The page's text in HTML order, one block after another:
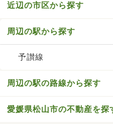
近辺の市区から探す
周辺の駅から探す
予讃線
周辺の駅の路線から探す
愛媛県松山市の不動産を探